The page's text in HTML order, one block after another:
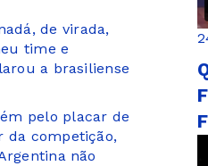
de virada,
time e
a brasiliense
pelo placar de
da competição,
não